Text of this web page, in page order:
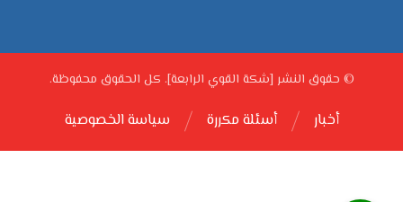
© حقوق النشر [شكة القوي الرابعة]. كل الحقوق محفوظة.
سياسة الخصوصية أسئلة مكررة أخبار